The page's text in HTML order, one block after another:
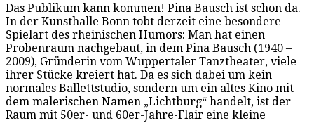
Das Publikum kann kommen! Pina Bausch ist schon da.
In der Kunsthalle Bonn tobt derzeit eine besondere
Spielart des rheinischen Humors: Man hat einen
Probenraum nachgebaut, in dem Pina Bausch (1940 –
2009), Gründerin vom Wuppertaler Tanztheater, viele
ihrer Stücke kreiert hat. Da es sich dabei um kein
normales Ballettstudio, sondern um ein altes Kino mit
dem malerischen Namen „Lichtburg“ handelt, ist der
Raum mit 50er- und 60er-Jahre-Flair eine kleine